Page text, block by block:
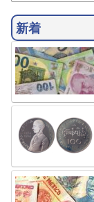
新着